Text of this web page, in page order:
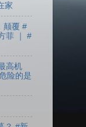
家
颠覆 #
菲 ｜ #
高机
险的是